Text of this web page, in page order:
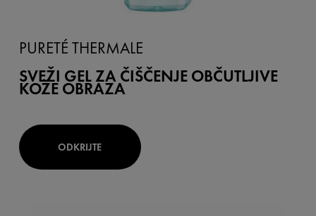
PURETÉ THERMALE
SVEŽI GEL ZA ČIŠČENJE OBČUTLJIVE
KOŽE OBRAZA
ODKRIJTE